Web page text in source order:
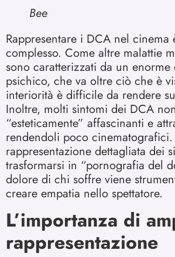
Bee
Rappresentare i DCA nel cinema
complesso. Come altre malattie
sono caratterizzati da un enorme
psichico, che va oltre ciò che è
interiorità è difficile da rendere
Inoltre, molti sintomi dei DCA
“esteticamente” affascinanti e
rendendoli poco cinematografici.
rappresentazione dettagliata dei
trasformarsi in “pornografia del
dolore di chi soffre viene
creare empatia nello spettatore.
L’importanza di
rappresentazione